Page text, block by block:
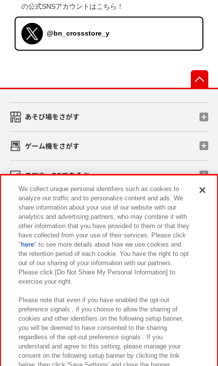
の公式SNSアカウントはこちら！
@bn_crossstore_y
あそび場をさがす
ゲーム機をさがす
スマホ・PCであそぶ
イベント・キャンペーン
関連会社 サステナビリティ サイトポリシー
プライバシーポリシー ウェブアクセシビリティ方針と検証結果
お取引先さまとともに
カスタマーハラスメント対応方針 よくあるご質問・お問い合わせ
We collect unique personal identifiers such as cookies to
analyze our traffic and to personalize content and ads. We
share information about your use of our website with our
analytics and advertising partners, who may combine it with
other information that you have provided to them or that they
have collected from your use of their services. Please click
" here" to see more details about how we use cookies and
the retention period of each cookie. You have the right to opt
out of our sharing of your information with our partners.
Please click [Do Not Share My Personal Information] to
exercise your right.
Please note that even if you have enabled the opt-out
preference signals , if you choose to allow the sharing of
cookies and other identifiers on the following setup banner,
you will be deemed to have consented to the sharing
regardless of the opt-out preference signals . If you
understand and agree to this setting, please manage your
consent on the following setup banner by clicking the link